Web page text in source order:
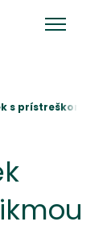
s prístreškom a